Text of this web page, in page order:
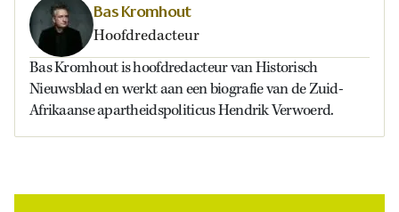
Bas Kromhout
Hoofdredacteur
Bas Kromhout is hoofdredacteur van Historisch
Nieuwsblad en werkt aan een biografie van de Zuid-
Afrikaanse apartheidspoliticus Hendrik Verwoerd.